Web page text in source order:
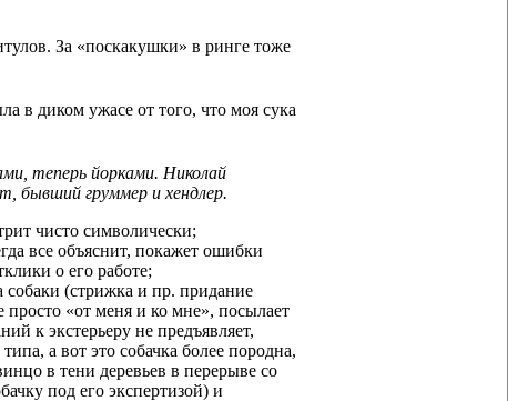
За «поскакушки» в ринге тоже
диком ужасе от того, что моя сука
теперь йорками. Николай
бывший груммер и хендлер.
чисто символически;
все объяснит, покажет ошибки
о его работе;
собаки (стрижка и пр. придание
просто «от меня и ко мне», посылает
к экстерьеру не предъявляет,
а вот это собачка более породна,
в тени деревьев в перерыве со
под его экспертизой) и